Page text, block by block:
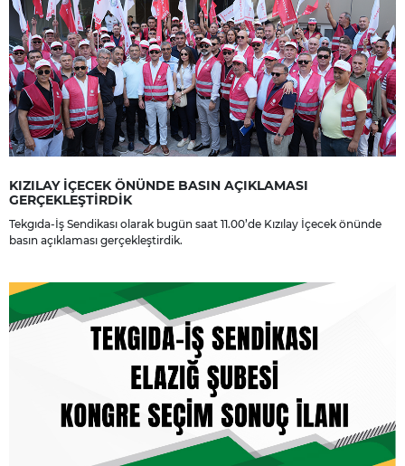
KIZILAY İÇECEK ÖNÜNDE BASIN AÇIKLAMASI
GERÇEKLEŞTİRDİK
Tekgıda-İş Sendikası olarak bugün saat 11.00’de Kızılay İçecek önünde
basın açıklaması gerçekleştirdik.